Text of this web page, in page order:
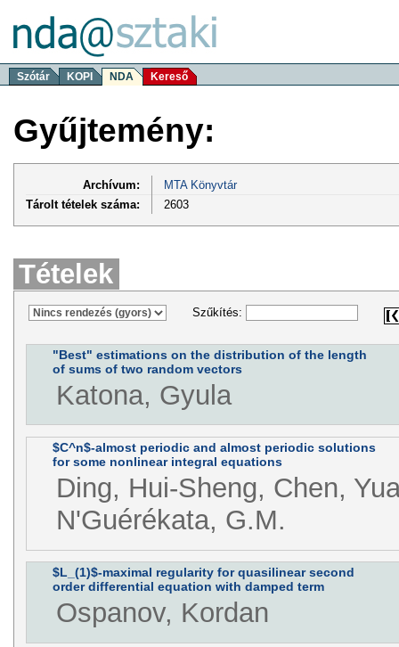
Szótár KOPI NDA Kereső
Gyűjtemény:
Archívum:
MTA Könyvtár
Tárolt tételek száma:
2603
Tételek
Szűkítés:
"Best" estimations on the distribution of the length
of sums of two random vectors
Katona, Gyula
$C^n$-almost periodic and almost periodic solutions
for some nonlinear integral equations
Ding, Hui-Sheng, Chen,
N'Guérékata, G.M.
$L_(1)$-maximal regularity for quasilinear second
order differential equation with damped term
Ospanov, Kordan